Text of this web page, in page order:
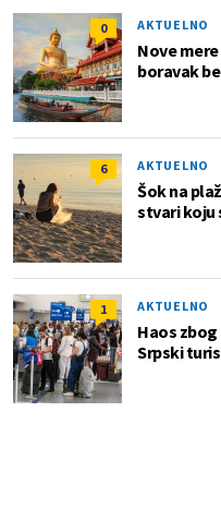
0 AKTUELNO
Nove
boravak
6 AKTUELNO
Šok na
stvari koju
1 AKTUELNO
Haos
Srpski